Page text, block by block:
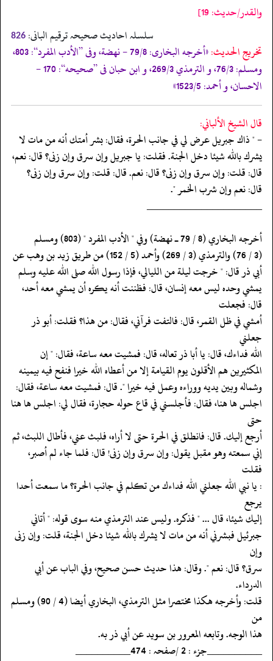
والقدر/حدیث: 19]
سلسلہ احادیث صحیحہ ترقیم البانی: 826
تخریج الحدیث:
«أخرجه البخارى: 79/8 - نهضة، وفى ”الأدب المفرد“: 803،
ومسلم: 76/3، و الترمذي 269/3، و ابن حبان فى ”صحيحه“: 170 -
الاحسان، و أحمد: 1523/5»
قال الشيخ الألباني:
- " ذاك جبريل عرض لي في جانب الحرة، فقال: بشر أمتك أنه من مات لا
يشرك بالله شيئا دخل الجنة. فقلت: يا جبريل وإن سرق وإن زنى؟ قال: نعم،
قال: قلت: وإن سرق وإن زنى؟ قال: نعم. قال: قلت: وإن سرق وإن زنى؟
قال: نعم وإن شرب الخمر ".
‏‏‏‏_____________________
‏‏‏‏أخرجه البخاري (8 / 79 ـ نهضة) وفي " الأدب المفرد " (803) ومسلم
‏‏‏‏(3 / 76) والترمذي (3 / 269) وأحمد (5 / 152) من طريق زيد بن وهب عن
‏‏‏‏أبي ذر قال: " خرجت ليلة من الليالي، فإذا رسول الله صلى الله عليه وسلم
‏‏‏‏يمشي وحده ليس معه إنسان، قال: فظننت أنه يكره أن يمشي معه أحد،
قال: فجعلت
‏‏‏‏أمشي في ظل القمر، قال: فالتفت فرآني، فقال: من هذا؟ فقلت: أبو ذر
جعلني
‏‏‏‏الله فداءك، قال: يا أبا ذر تعاله، قال: فمشيت معه ساعة، فقال: " إن
‏‏‏‏المكثيرين هم الأقلون يوم القيامة إلا من أعطاه الله خيرا فنفح فيه بيمينه
‏‏‏‏وشماله وبين يديه ووراءه وعمل فيه خيرا ". قال: فمشيت معه ساعة، فقال:
‏‏‏‏اجلس ها هنا، فقال: فأجلسني في قاع حوله حجارة، فقال لي: اجلس ها هنا
حتى
‏‏‏‏أرجع إليك. قال: فانطلق في الحرة حتى لا أراه، فلبث عني، فأطال اللبث، ثم
‏‏‏‏إني سمعته وهو مقبل يقول: وإن سرق وإن زنى! قال: فلما جاء لم أصبر،
فقلت
‏‏‏‏: يا نبي الله جعلني الله فداءك من تكلم في جانب الحرة؟ ما سمعت أحدا
يرجع
‏‏‏‏إليك شيئا، قال ... " فذكره. وليس عند الترمذي منه سوى قوله: " أتاني
‏‏‏‏جبرئيل فبشرني أنه من مات لا يشرك بالله شيئا دخل الجنة، قلت: وإن زنى
وإن
‏‏‏‏سرق؟ قال: نعم ". وقال: هذا حديث حسن صحيح، وفي الباب عن أبي
الدرداء.
‏‏‏‏قلت: وأخرجه هكذا مختصرا مثل الترمذي، البخاري أيضا (4 / 90) ومسلم
من
‏‏‏‏هذا الوجه. وتابعه المعرور بن سويد عن أبي ذر به.
‏‏‏‏__________جزء : 2 /صفحہ : 474__________